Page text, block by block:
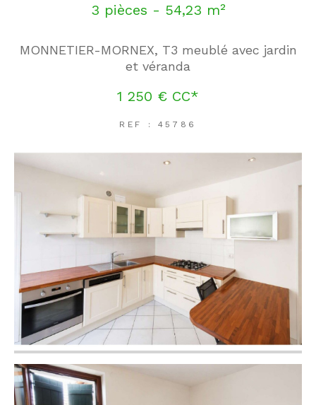
3 pièces - 54,23 m²
MONNETIER-MORNEX, T3 meublé avec jardin
et véranda
1 250 € CC*
REF : 45786